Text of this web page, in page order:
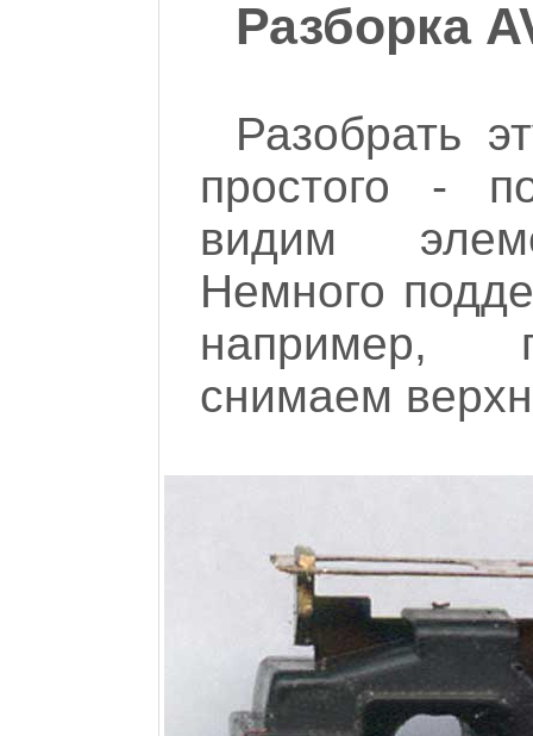
Разборка
Разобрать
простого -
видим
Немного
например,
снимаем